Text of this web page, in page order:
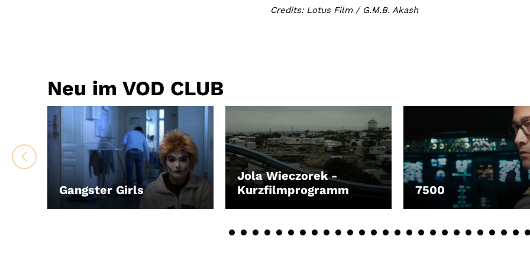
Credits: Lotus Film / G.M.B. Akash
Neu im VOD CLUB
Gangster Girls
LEIHEN
Jola Wieczorek -
Kurzfilmprogramm
LEIHEN 7500
LEIHEN